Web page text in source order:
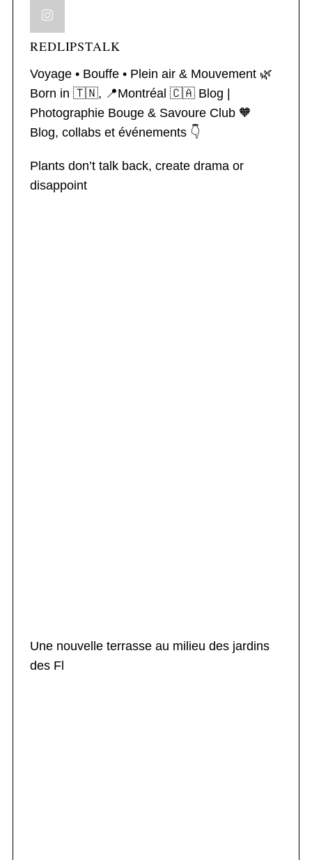
REDLIPSTALK
Voyage • Bouffe • Plein air & Mouvement 🌿
Born in 🇹🇳, 📍Montréal 🇨🇦Blog |
PhotographieBouge & Savoure Club 🧡
Blog, collabs et événements 👇
Plants don’t talk back, create drama or
disappoint
Une nouvelle terrasse au milieu des jardins
des Fl